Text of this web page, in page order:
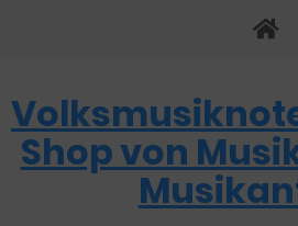
Shop von